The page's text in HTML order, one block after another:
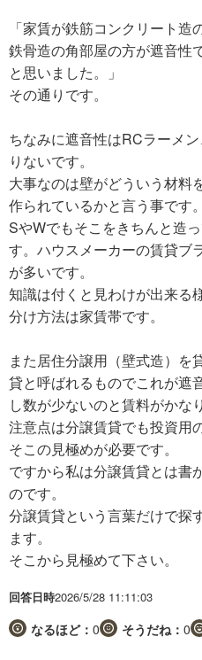
「家賃が鉄筋コンクリート造
鉄骨造の角部屋の方が遮音性
と思いました。」
その通りです。
ちなみに遮音性はRCラーメ
りないです。
大事なのは壁がどういう材料
作られているかと言う事です。
SやWでもそこをきちんと造
す。ハウスメーカーの賃貸ブ
が多いです。
知識は付くと見わけが出来る
分け方法は家賃帯です。
また居住分譲用（壁式造）を
貸と呼ばれるものでこれが遮
し数が少ないのと賃料がかな
注意点は分譲賃貸でも投資用
そこの見極めが必要です。
ですから私は分譲賃貸とは書
のです。
分譲賃貸という言葉だけで探
ます。
そこから見極めて下さい。
回答日時2026/5/28 11:11:03
なるほど： 0 そうだね： 0